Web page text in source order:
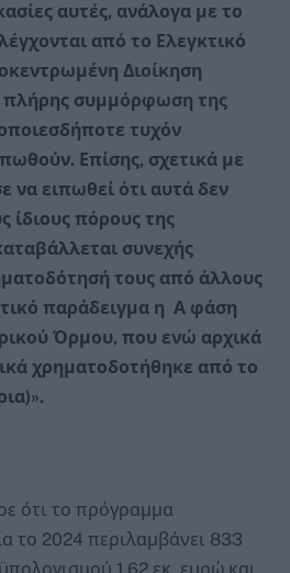
αυτές, ανάλογα με το
από το Ελεγκτικό
Διοίκηση
πλήρης συμμόρφωση της
τυχόν
Επίσης, σχετικά με
να ειπωθεί ότι αυτά δεν
ίδιους πόρους της
συνεχής
τους από άλλους
παράδειγμα η Α φάση
Όρμου, που ενώ αρχικά
χρηματοδοτήθηκε από το
ότι το πρόγραμμα
το 2024 περιλαμβάνει 833